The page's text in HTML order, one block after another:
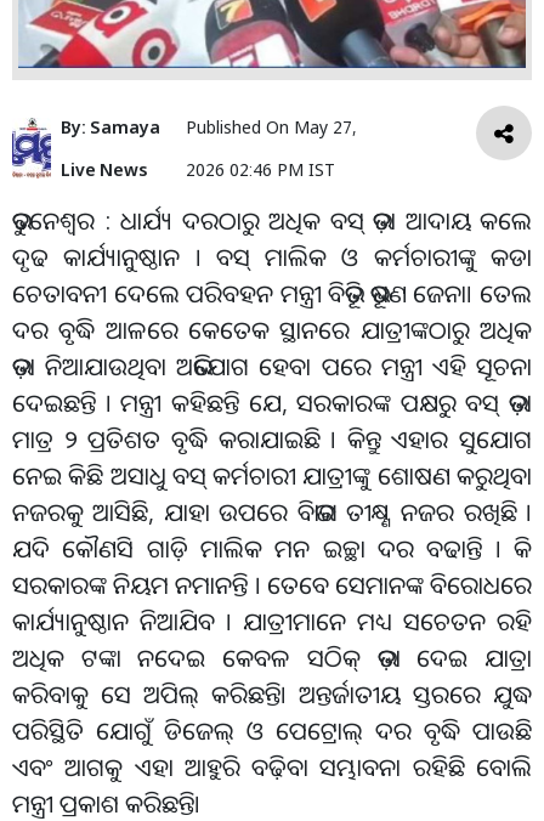
By: Samaya
Live News
Published On May 27,
2026 02:46 PM IST
ଭୁବନେଶ୍ୱର : ଧାର୍ଯ୍ୟ ଦରଠାରୁ ଅଧିକ ବସ୍ ଭଡ଼ା ଆଦାୟ କଲେ
ଦୃଢ କାର୍ଯ୍ୟାନୁଷ୍ଠାନ । ବସ୍ ମାଲିକ ଓ କର୍ମଚାରୀଙ୍କୁ କଡା
ଚେତାବନୀ ଦେଲେ ପରିବହନ ମନ୍ତ୍ରୀ ବିଭୂତି ଭୂଷଣ ଜେନା। ତେଲ
ଦର ବୃଦ୍ଧି ଆଳରେ କେତେକ ସ୍ଥାନରେ ଯାତ୍ରୀଙ୍କଠାରୁ ଅଧିକ
ଭଡ଼ା ନିଆଯାଉଥିବା ଅଭିଯୋଗ ହେବା ପରେ ମନ୍ତ୍ରୀ ଏହି ସୂଚନା
ଦେଇଛନ୍ତି । ମନ୍ତ୍ରୀ କହିଛନ୍ତି ଯେ, ସରକାରଙ୍କ ପକ୍ଷରୁ ବସ୍ ଭଡ଼ା
ମାତ୍ର ୨ ପ୍ରତିଶତ ବୃଦ୍ଧି କରାଯାଇଛି । କିନ୍ତୁ ଏହାର ସୁଯୋଗ
ନେଇ କିଛି ଅସାଧୁ ବସ୍ କର୍ମଚାରୀ ଯାତ୍ରୀଙ୍କୁ ଶୋଷଣ କରୁଥିବା
ନଜରକୁ ଆସିଛି, ଯାହା ଉପରେ ବିଭାଗ ତୀକ୍ଷ୍ଣ ନଜର ରଖିଛି ।
ଯଦି କୌଣସି ଗାଡ଼ି ମାଲିକ ମନ ଇଚ୍ଛା ଦର ବଢାନ୍ତି । କି
ସରକାରଙ୍କ ନିୟମ ନମାନନ୍ତି । ତେବେ ସେମାନଙ୍କ ବିରୋଧରେ
କାର୍ଯ୍ୟାନୁଷ୍ଠାନ ନିଆଯିବ । ଯାତ୍ରୀମାନେ ମଧ୍ୟ ସଚେତନ ରହି
ଅଧିକ ଟଙ୍କା ନଦେଇ କେବଳ ସଠିକ୍ ଭଡ଼ା ଦେଇ ଯାତ୍ରା
କରିବାକୁ ସେ ଅପିଲ୍ କରିଛନ୍ତି। ଅନ୍ତର୍ଜାତୀୟ ସ୍ତରରେ ଯୁଦ୍ଧ
ପରିସ୍ଥିତି ଯୋଗୁଁ ଡିଜେଲ୍ ଓ ପେଟ୍ରୋଲ୍ ଦର ବୃଦ୍ଧି ପାଉଛି
ଏବଂ ଆଗକୁ ଏହା ଆହୁରି ବଢ଼ିବା ସମ୍ଭାବନା ରହିଛି ବୋଲି
ମନ୍ତ୍ରୀ ପ୍ରକାଶ କରିଛନ୍ତି।